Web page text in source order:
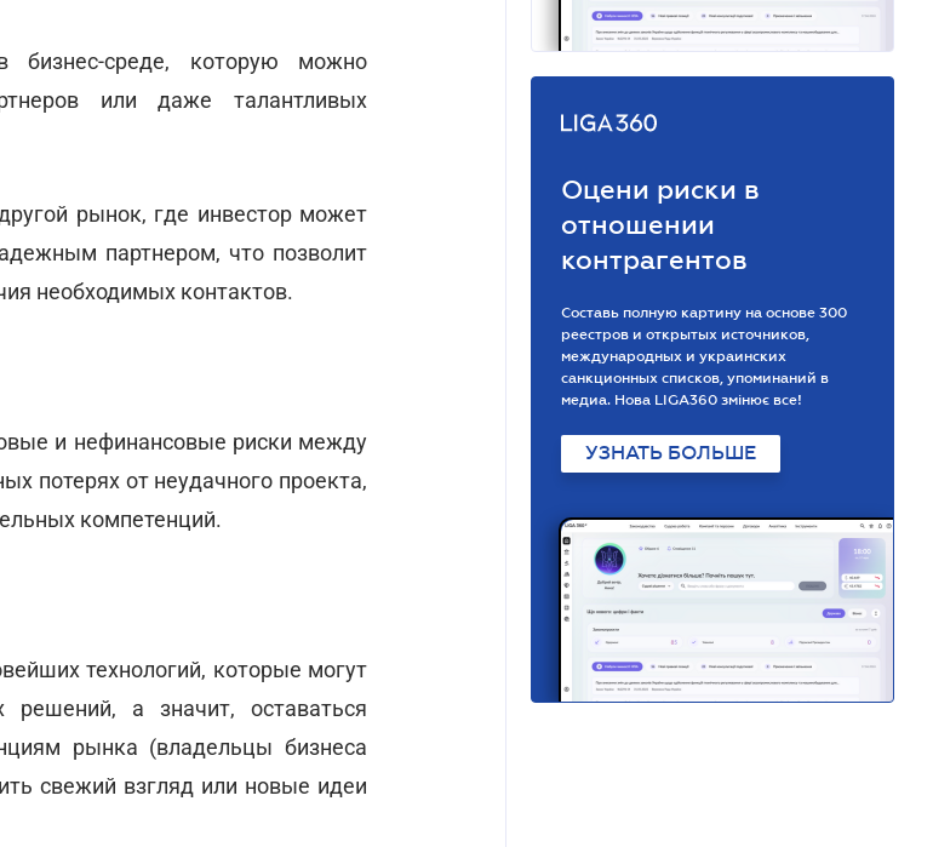
среде, которую можно
или даже талантливых
рынок, где инвестор может
партнером, что позволит
необходимых контактов.
и нефинансовые риски между
потерях от неудачного проекта,
компетенций.
технологий, которые могут
а значит, оставаться
рынка (владельцы бизнеса
свежий взгляд или новые идеи
Оцени риски в
отношении
контрагентов
Составь полную картину на основе 300
реестров и открытых источников,
международных и украинских
санкционных списков, упоминаний в
медиа. Нова LIGA360 змінює все!
УЗНАТЬ БОЛЬШЕ